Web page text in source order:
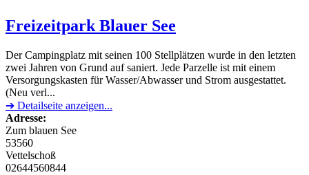
Freizeitpark Blauer See
Der Campingplatz mit seinen 100 Stellplätzen wurde in den letzten
zwei Jahren von Grund auf saniert. Jede Parzelle ist mit einem
Versorgungskasten für Wasser/Abwasser und Strom ausgestattet.
(Neu verl...
➔ Detailseite anzeigen...
Adresse:
Zum blauen See
53560
Vettelschoß
02644560844